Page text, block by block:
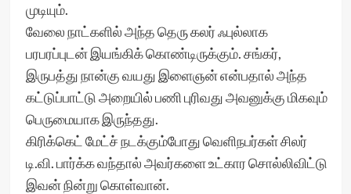
முடியும்.
வேலை நாட்களில் அந்த தெரு கலர் ஃபுல்லாக
பரபரப்புடன் இயங்கிக் கொண்டிருக்கும். சங்கர்,
இருபத்து நான்கு வயது இளைஞன் என்பதால் அந்த
கட்டுப்பாட்டு அறையில் பணி புரிவது அவனுக்கு மிகவும்
பெருமையாக இருந்தது.
கிரிக்கெட் மேட்ச் நடக்கும்போது வெளிநபர்கள் சிலர்
டி.வி. பார்க்க வந்தால் அவர்களை உட்கார சொல்லிவிட்டு
இவன் நின்று கொள்வான்.